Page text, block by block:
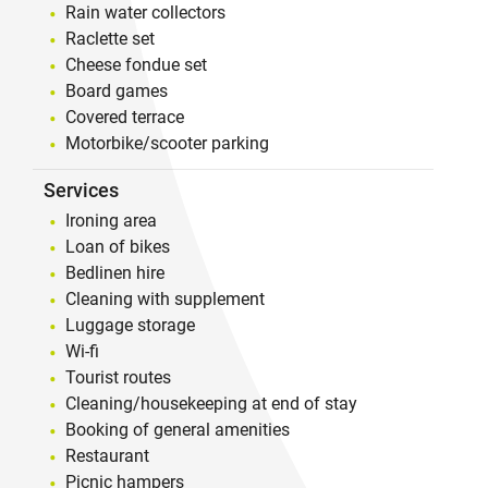
Fiche OTI PSA -
Rain water collectors
Raclette set
Cheese fondue set
Board games
Covered terrace
Motorbike/scooter parking
Services
Ironing area
Loan of bikes
Bedlinen hire
Cleaning with supplement
Luggage storage
Wi-fi
Tourist routes
Cleaning/housekeeping at end of stay
Booking of general amenities
Restaurant
Picnic hampers